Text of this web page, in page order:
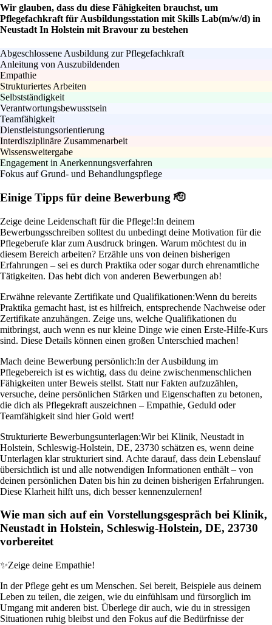
Wir glauben, dass du diese Fähigkeiten brauchst, um
Pflegefachkraft für Ausbildungsstation mit Skills Lab(m/w/d) in
Neustadt In Holstein mit Bravour zu bestehen
Abgeschlossene Ausbildung zur Pflegefachkraft
Anleitung von Auszubildenden
Empathie
Strukturiertes Arbeiten
Selbstständigkeit
Verantwortungsbewusstsein
Teamfähigkeit
Dienstleistungsorientierung
Interdisziplinäre Zusammenarbeit
Wissensweitergabe
Engagement in Anerkennungsverfahren
Fokus auf Grund- und Behandlungspflege
Einige Tipps für deine Bewerbung 🫡
Zeige deine Leidenschaft für die Pflege!:In deinem
Bewerbungsschreiben solltest du unbedingt deine Motivation für die
Pflegeberufe klar zum Ausdruck bringen. Warum möchtest du in
diesem Bereich arbeiten? Erzähle uns von deinen bisherigen
Erfahrungen – sei es durch Praktika oder sogar durch ehrenamtliche
Tätigkeiten. Das hebt dich von anderen Bewerbungen ab!
Erwähne relevante Zertifikate und Qualifikationen:Wenn du bereits
Praktika gemacht hast, ist es hilfreich, entsprechende Nachweise oder
Zertifikate anzuhängen. Zeige uns, welche Qualifikationen du
mitbringst, auch wenn es nur kleine Dinge wie einen Erste-Hilfe-Kurs
sind. Diese Details können einen großen Unterschied machen!
Mach deine Bewerbung persönlich:In der Ausbildung im
Pflegebereich ist es wichtig, dass du deine zwischenmenschlichen
Fähigkeiten unter Beweis stellst. Statt nur Fakten aufzuzählen,
versuche, deine persönlichen Stärken und Eigenschaften zu betonen,
die dich als Pflegekraft auszeichnen – Empathie, Geduld oder
Teamfähigkeit sind hier Gold wert!
Strukturierte Bewerbungsunterlagen:Wir bei Klinik, Neustadt in
Holstein, Schleswig-Holstein, DE, 23730 schätzen es, wenn deine
Unterlagen klar strukturiert sind. Achte darauf, dass dein Lebenslauf
übersichtlich ist und alle notwendigen Informationen enthält – von
deinen persönlichen Daten bis hin zu deinen bisherigen Erfahrungen.
Diese Klarheit hilft uns, dich besser kennenzulernen!
Wie man sich auf ein Vorstellungsgespräch bei Klinik,
Neustadt in Holstein, Schleswig-Holstein, DE, 23730
vorbereitet
✨Zeige deine Empathie!
In der Pflege geht es um Menschen. Sei bereit, Beispiele aus deinem
Leben zu teilen, die zeigen, wie du einfühlsam und fürsorglich im
Umgang mit anderen bist. Überlege dir auch, wie du in stressigen
Situationen ruhig bleibst und den Fokus auf die Bedürfnisse der